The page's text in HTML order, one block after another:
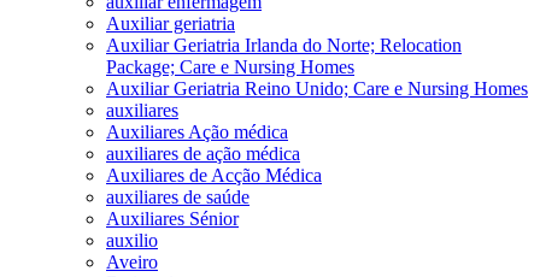
Auxiliar geriatria
Auxiliar Geriatria Irlanda do Norte; Relocation
Package; Care e Nursing Homes
Auxiliar Geriatria Reino Unido; Care e Nursing Homes
auxiliares
Auxiliares Ação médica
auxiliares de ação médica
Auxiliares de Acção Médica
auxiliares de saúde
Auxiliares Sénior
auxilio
Aveiro